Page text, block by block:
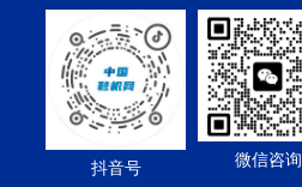
微信咨询
抖音号